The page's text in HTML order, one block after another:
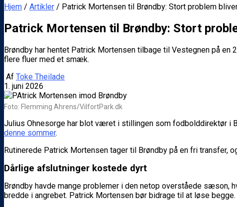
Hjem / Artikler / Patrick Mortensen til Brøndby: Stort problem
Patrick Mortensen til Brøndby: Stort
Brøndby har hentet Patrick Mortensen tilbage til Vestegnen på
flere fluer med et smæk.
Af Toke Theilade
1. juni 2026
Foto: Flemming Ahrens/VilfortPark.dk
Julius Ohnesorge har blot været i stillingen som fodbolddirektør i
denne sommer.
Rutinerede Patrick Mortensen tager til Brøndby på en fri transfer,
Dårlige afslutninger kostede dyrt
Brøndby havde mange problemer i den netop overståede sæson,
bredde i angrebet. Patrick Mortensen bør bidrage til at løse begge.